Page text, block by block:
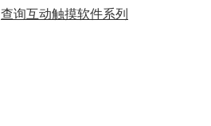
查询互动触摸软件系列